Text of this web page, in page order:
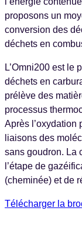
proposons un
conversion des
déchets en
L’Omni200 est le
déchets en
prélève des
processus
Après l’oxydation
liaisons des
sans goudron. La
l’étape de
(cheminée) et de
Télécharger la